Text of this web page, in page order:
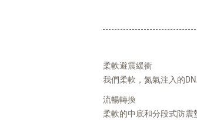
柔軟避震緩衝
我們柔軟，氮氣注入的
流暢轉換
柔軟的中底和分段式防震